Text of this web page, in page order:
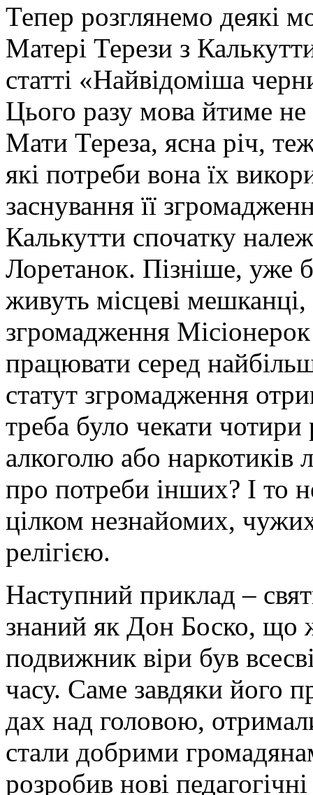
Тепер розглянемо деякі
Матері Терези з
статті «Найвідоміша
Цього разу мова йтиме
Мати Тереза, ясна річ,
які потреби вона їх
заснування її
Калькутти спочатку
Лоретанок. Пізніше, уже
живуть місцеві
згромадження
працювати серед
статут згромадження
треба було чекати
алкоголю або наркотиків
про потреби інших? І то
цілком незнайомих,
релігією.
Наступний приклад –
знаний як Дон Боско, що
подвижник віри був
часу. Саме завдяки його
дах над головою,
стали добрими
розробив нові